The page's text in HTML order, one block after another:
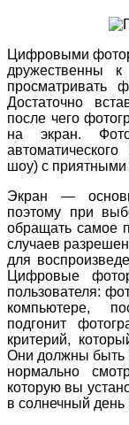
Цифровыми
дружественны
просматривать
Достаточно
после чего
на экран.
шоу) с
Экран —
поэтому при
обращать самое
случаев
для
Цифровые
пользователя:
компьютере,
подгонит
критерий,
Они должны быть
нормально
которую вы
в солнечный